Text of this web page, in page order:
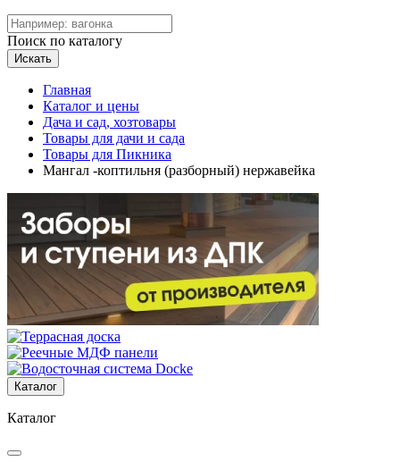
Поиск по каталогу
Искать
Главная
Каталог и цены
Дача и сад, хозтовары
Товары для дачи и сада
Товары для Пикника
Мангал -коптильня (разборный) нержавейка
Каталог
Каталог